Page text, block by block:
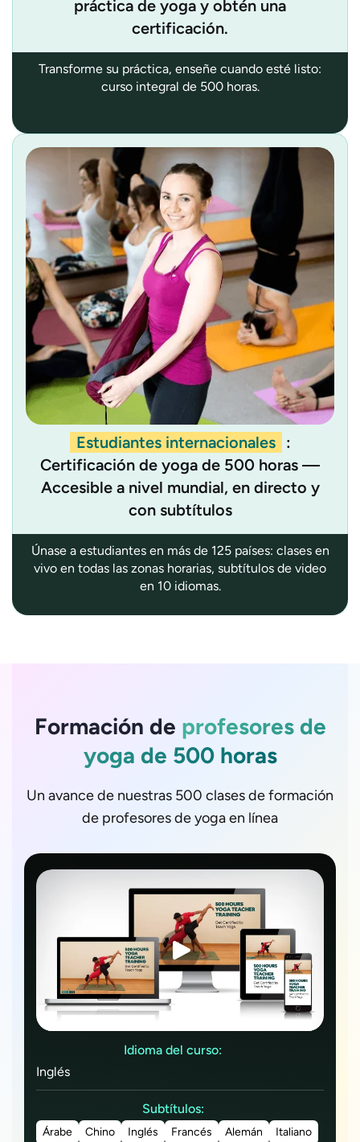
práctica de yoga y obtén una
certificación.
Transforme su práctica, enseñe cuando esté listo:
curso integral de 500 horas.
Estudiantes internacionales
:
Certificación de yoga de 500 horas —
Accesible a nivel mundial, en directo y
con subtítulos
Únase a estudiantes en más de 125 países: clases en
vivo en todas las zonas horarias, subtítulos de video
en 10 idiomas.
Formación de profesores de
yoga de 500 horas
Un avance de nuestras 500 clases de formación
de profesores de yoga en línea
Idioma del curso:
Inglés
Subtítulos:
Árabe Chino Inglés Francés Alemán
Italiano